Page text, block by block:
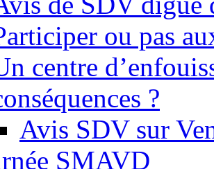
ou pas
centre
?
Avis SDV sur
SMAVD